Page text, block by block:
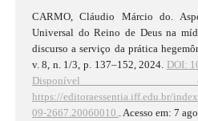
CARMO, Cláudio Márcio do.
Universal do Reino de Deus na
discurso a serviço da prática
v. 8, n. 1/3, p. 137–152, 2024. DOI:
Disponível
https://editoraessentia.iff.edu.br/
09-2667.20060010.
. Acesso em: 7